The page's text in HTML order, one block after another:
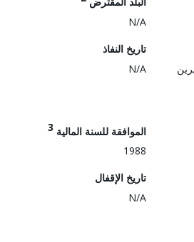
N/A
تاريخ النفاذ
N/A
الموافقة للسنة المالية 3
1988
تاريخ الإقفال
N/A